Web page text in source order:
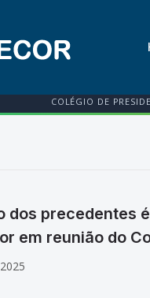
COLÉGIO DE
dos precedentes
em reunião do